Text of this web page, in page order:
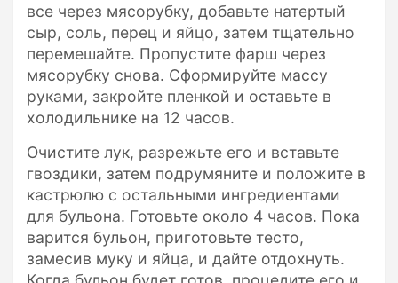
все через мясорубку, добавьте натертый
сыр, соль, перец и яйцо, затем тщательно
перемешайте. Пропустите фарш через
мясорубку снова. Сформируйте массу
руками, закройте пленкой и оставьте в
холодильнике на 12 часов.
Очистите лук, разрежьте его и вставьте
гвоздики, затем подрумяните и положите в
кастрюлю с остальными ингредиентами
для бульона. Готовьте около 4 часов. Пока
варится бульон, приготовьте тесто,
замесив муку и яйца, и дайте отдохнуть.